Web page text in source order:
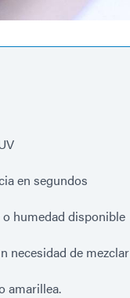
en segundos
humedad disponible
necesidad de mezclar
amarillea.